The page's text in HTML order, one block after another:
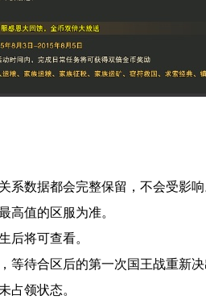
系数据都会完整保留，不会受影响
高值的区服为准。
后将可查看。
等待合区后的第一次国王战重新决
占领状态。